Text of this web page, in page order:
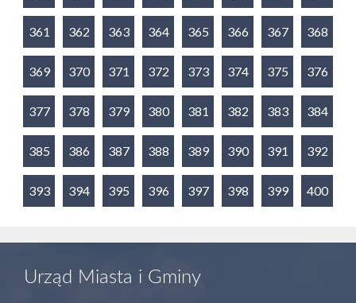
361 362 363 364 365 366 367 368
369 370 371 372 373 374 375 376
377 378 379 380 381 382 383 384
385 386 387 388 389 390 391 392
393 394 395 396 397 398 399 400
Urząd Miasta i Gminy